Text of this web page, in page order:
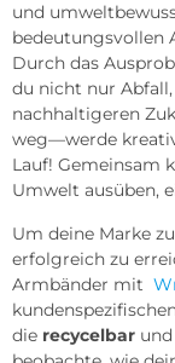
und
bedeutungsvollen
Durch das
du nicht nur
nachhaltigeren
weg—werde
Lauf! Gemeinsam
Umwelt ausüben,
Um deine Marke
erfolgreich zu
Armbänder mit
die recycelbar und